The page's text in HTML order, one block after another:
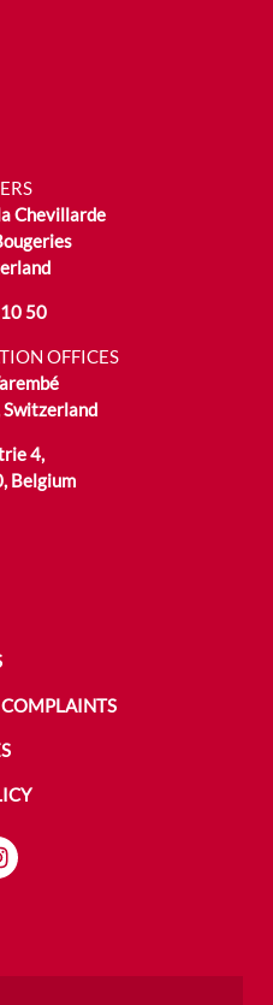
Chevillarde
50
OFFICES
Switzerland
4,
Belgium